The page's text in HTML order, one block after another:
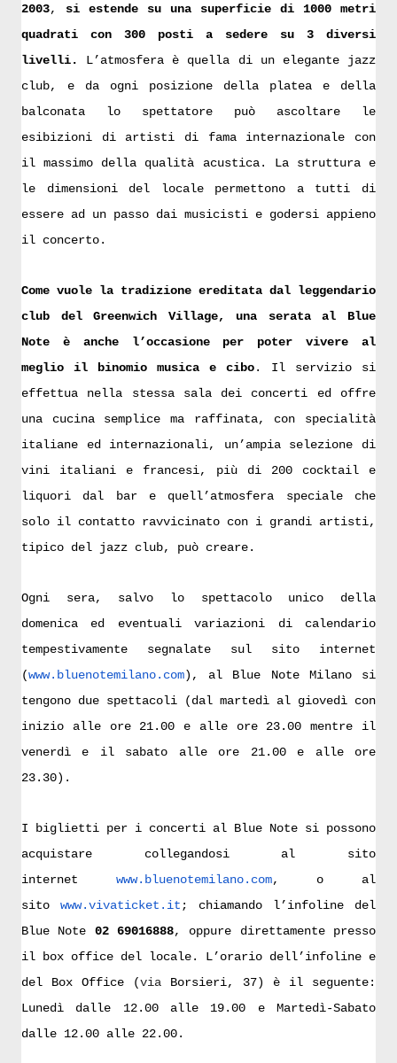
2003, si estende su una superficie di 1000 metri
quadrati con 300 posti a sedere su 3 diversi
livelli.
L’atmosfera è quella di un elegante jazz
club, e da ogni posizione della platea e della
balconata lo spettatore può ascoltare le
esibizioni di artisti di fama internazionale con
il massimo della qualità acustica. La struttura e
le dimensioni del locale permettono a tutti di
essere ad un passo dai musicisti e godersi appieno
il concerto.
Come vuole la tradizione ereditata dal leggendario
club del Greenwich Village, una serata al Blue
Note è anche l’occasione per poter vivere al
meglio il binomio musica e cibo. Il servizio si
effettua nella stessa sala dei concerti ed offre
una cucina semplice ma raffinata, con specialità
italiane ed internazionali, un’ampia selezione di
vini italiani e francesi, più di 200 cocktail e
liquori dal bar e quell’atmosfera speciale che
solo il contatto ravvicinato con i grandi artisti,
tipico del jazz club, può creare.
Ogni sera, salvo lo spettacolo unico della
domenica ed eventuali variazioni di calendario
tempestivamente segnalate sul sito internet
(www.bluenotemilano.com), al Blue Note Milano si
tengono due spettacoli (dal martedì al giovedì con
inizio alle ore 21.00 e alle ore 23.00 mentre il
venerdì e il sabato alle ore 21.00 e alle ore
23.30).
I biglietti per i concerti al Blue Note si possono
acquistare collegandosi al sito
internet www.bluenotemilano.com, o al
sito www.vivaticket.it ; chiamando l’infoline del
Blue Note 02 69016888, oppure direttamente presso
il box office del locale. L’orario dell’infoline e
del Box Office
(via Borsieri, 37) è il seguente:
Lunedì dalle 12.00 alle 19.00 e Martedì-Sabato
dalle 12.00 alle 22.00.